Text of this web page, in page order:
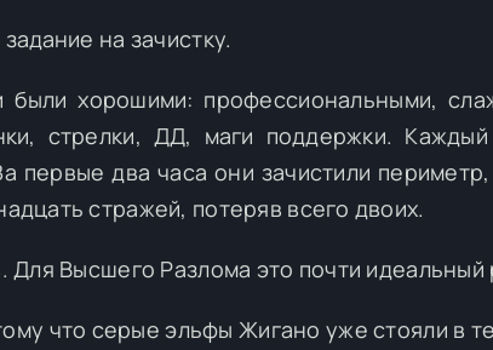
на зачистку.
были хорошими: профессиональными,
стрелки, ДД, маги поддержки.
первые два часа они зачистили
стражей, потеряв всего двоих.
Высшего Разлома это почти идеальный
что серые эльфы Жигано уже стояли в